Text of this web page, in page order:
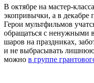
В октябре на мастер-
экопривычки, а в декабре
Герои мультфильмов
обращаться с ненужными
шаров на праздниках,
и не выбрасывать
можно в группе гран